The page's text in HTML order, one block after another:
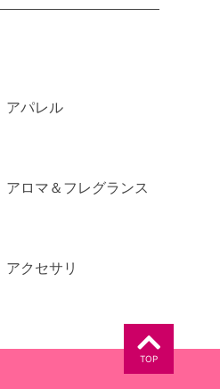
アパレル
アロマ＆フレグランス
アクセサリ
TOP